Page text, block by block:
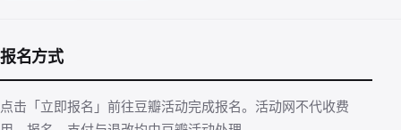
报名方式
点击「立即报名」前往豆瓣活动完成报名。活动网不代收费